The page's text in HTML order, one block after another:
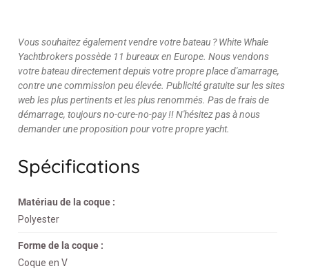
Vous souhaitez également vendre votre bateau ? White Whale
Yachtbrokers possède 11 bureaux en Europe. Nous vendons
votre bateau directement depuis votre propre place d'amarrage,
contre une commission peu élevée. Publicité gratuite sur les sites
web les plus pertinents et les plus renommés. Pas de frais de
démarrage, toujours no-cure-no-pay !! N'hésitez pas à nous
demander une proposition pour votre propre yacht.
Spécifications
Matériau de la coque :
Polyester
Forme de la coque :
Coque en V